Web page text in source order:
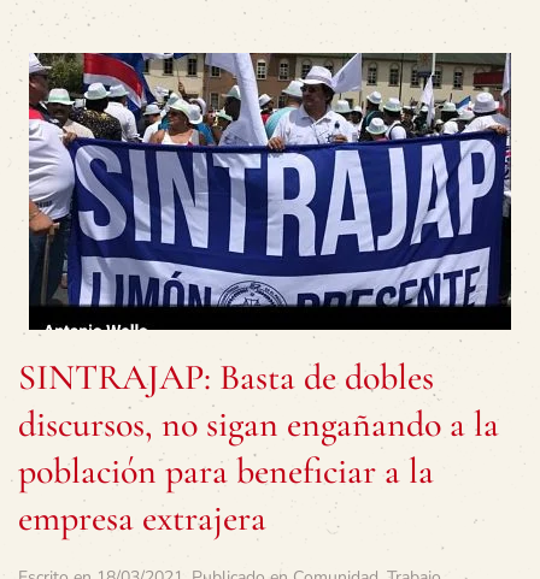
SINTRAJAP: Basta de dobles
discursos, no sigan engañando a la
población para beneficiar a la
empresa extrajera